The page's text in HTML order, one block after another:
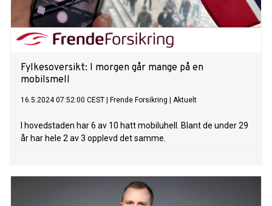
med kundens navn i meldingsteksten hvor det trues med
inkasso. For å unngå ekstra kostnader bes du om å ringe
ulike svenske numre. Ringer du numrene blir du bedt om å
laste ned og installere en app f
Fylkesoversikt: I morgen går mange på en
mobilsmell
16.5.2024 07:52:00 CEST Frende Forsikring Aktuelt
I hovedstaden har 6 av 10 hatt mobiluhell. Blant de under 29
år har hele 2 av 3 opplevd det samme.